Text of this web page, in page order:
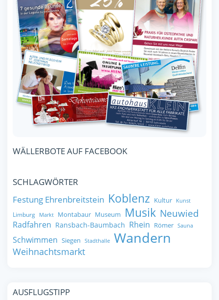
WÄLLERBOTE AUF FACEBOOK
SCHLAGWÖRTER
Festung Ehrenbreitstein Koblenz Kultur Kunst
Limburg Markt Montabaur Museum Musik Neuwied
Radfahren Ransbach-Baumbach Rhein Römer Sauna
Schwimmen Siegen Stadthalle Wandern
Weihnachtsmarkt
AUSFLUGSTIPP